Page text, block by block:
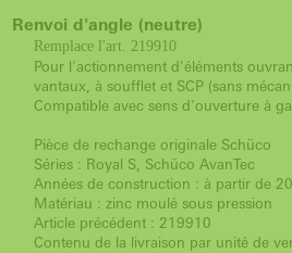
Renvoi d'angle (neutre)
Remplace l'art. 219910
Pour l'actionnement d’éléments
vantaux, à soufflet et SCP (sans
Compatible avec sens
Pièce de rechange originale Schüco
Séries : Royal S, Schüco AvanTec
Années de construction : à partir de
Matériau : zinc moulé sous pression
Article précédent : 219910
Contenu de la livraison par unité de